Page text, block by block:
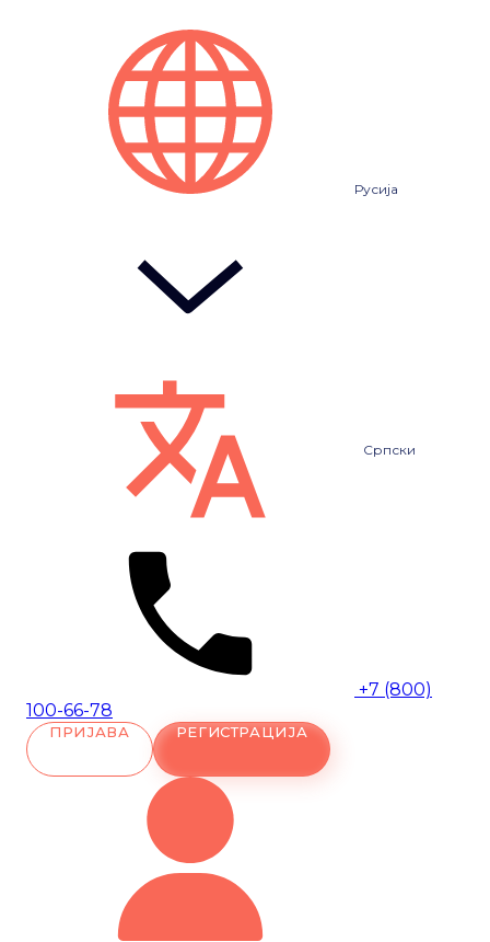
Русија
Српски
+7 (800)
100-66-78
ПРИЈАВА РЕГИСТРАЦИЈА